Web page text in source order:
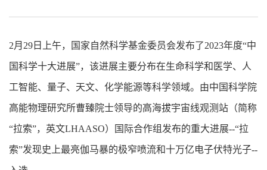
2月29日上午，国家自然科学基金委员会发布了2023年度“中
国科学十大进展”，该进展主要分布在生命科学和医学、人
工智能、量子、天文、化学能源等科学领域。由中国科学院
高能物理研究所曹臻院士领导的高海拔宇宙线观测站（简称
“拉索”，英文LHAASO）国际合作组发布的重大进展--“拉
索”发现史上最亮伽马暴的极窄喷流和十万亿电子伏特光子--